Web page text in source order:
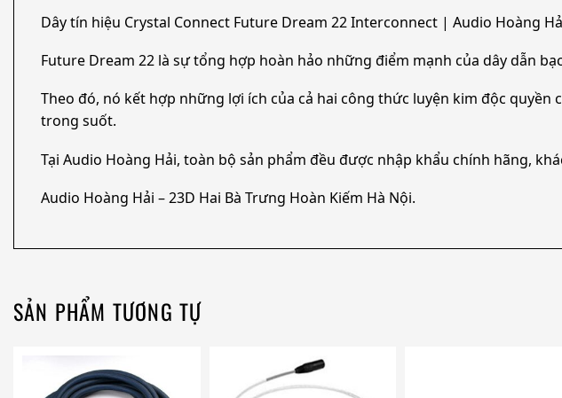
Dây tín hiệu Crystal Connect Future Dream 22 Interconnect | Audio Hoàng
Future Dream 22 là sự tổng hợp hoàn hảo những điểm mạnh của dây dẫn
Theo đó, nó kết hợp những lợi ích của cả hai công thức luyện kim độc
trong suốt.
Tại Audio Hoàng Hải, toàn bộ sản phẩm đều được nhập khẩu chính hãng,
Audio Hoàng Hải – 23D Hai Bà Trưng Hoàn Kiếm Hà Nội.
SẢN PHẨM TƯƠNG TỰ